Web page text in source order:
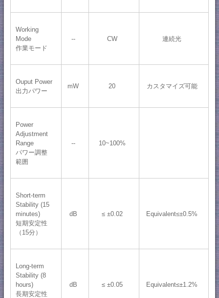
Working
Mode
作業モード
-- CW 連続光
Ouput Power
出力パワー
mW 20 カスタマイズ可能
Power
Adjustment
Range
パワー調整
範囲
-- 10~100%
Short-term
Stability (15
minutes)
短期安定性
（15分）
dB ≤ ±0.02 Equivalent≤±0.5%
Long-term
Stability (8
hours)
長期安定性
dB ≤ ±0.05 Equivalent≤±1.2%